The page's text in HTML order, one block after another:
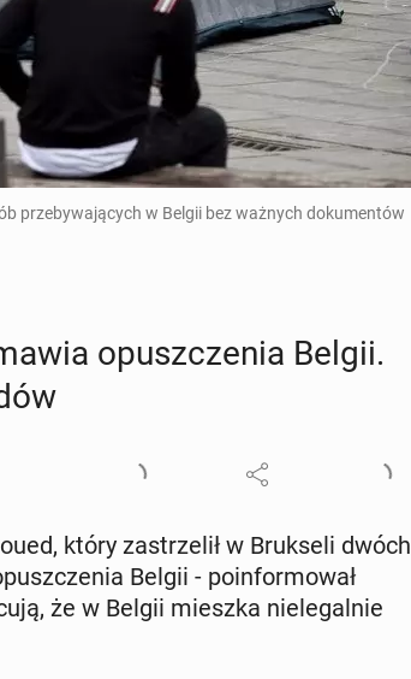
przebywających w Belgii bez ważnych dokumentów
opusz­cze­nia Belgii.
który za­strze­lił w Bruk­se­li dwóch
Belgii - po­in­for­mo­wał
że w Belgii mieszka nie­le­gal­nie